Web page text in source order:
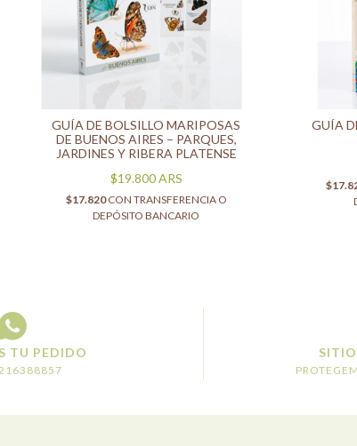
GUÍA DE BOLSILLO MARIPOSAS
DE BUENOS AIRES – PARQUES,
JARDINES Y RIBERA PLATENSE
$19.800ARS
$17.820CON TRANSFERENCIA O
DEPÓSITO BANCARIO
GUÍA
TU PEDIDO